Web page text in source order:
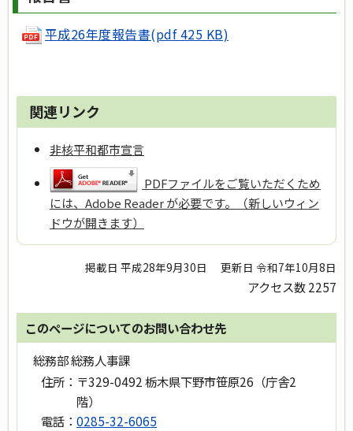
平成26年度報告書(pdf 425 KB)
関連リンク
非核平和都市宣言
PDFファイルをご覧いただくため
には、Adobe Reader が必要です。（新しいウィン
ドウが開きます）
掲載日 平成28年9月30日 更新日 令和7年10月8日
アクセス数2257
このページについてのお問い合わせ先
総務部 総務人事課
住所： 〒329-0492 栃木県下野市笹原26（庁舎2
階）
電話： 0285-32-6065